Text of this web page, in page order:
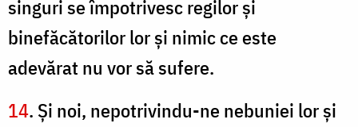
singuri se împotrivesc regilor şi
binefăcătorilor lor şi nimic ce este
adevărat nu vor să sufere.
14. Şi noi, nepotrivindu-ne nebuniei lor şi